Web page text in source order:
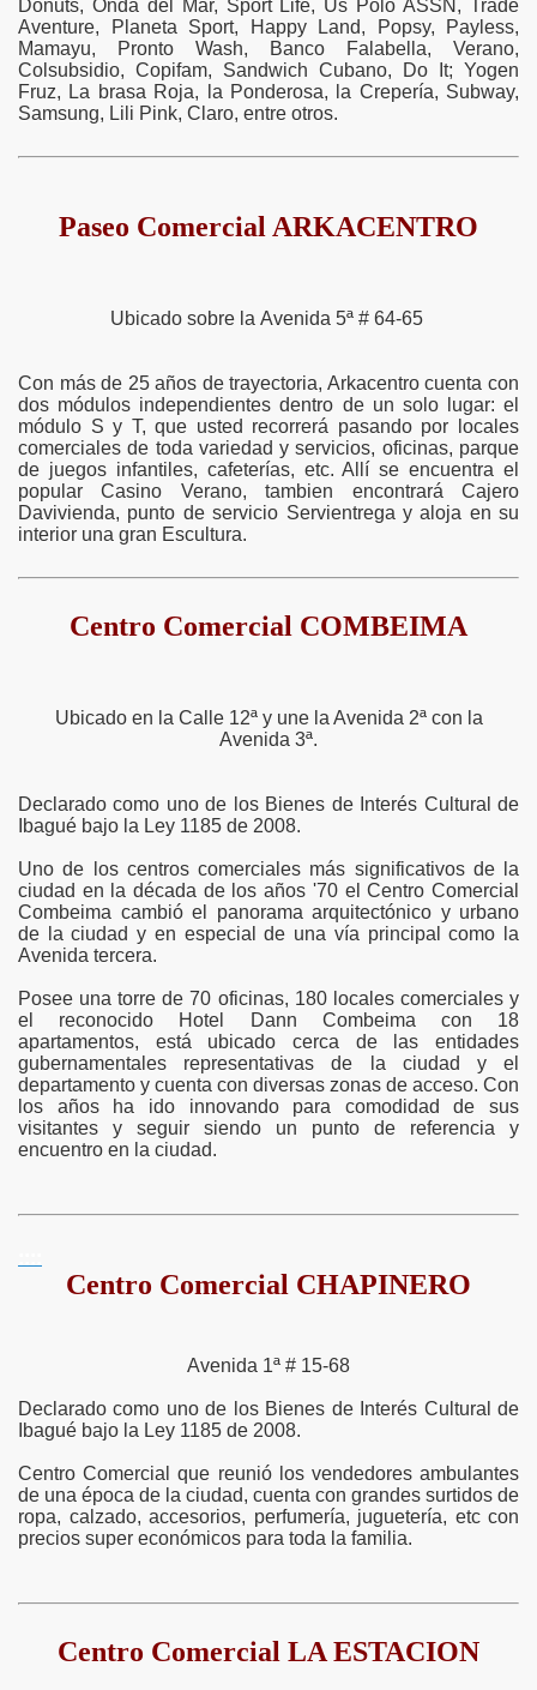
Donuts, Onda del Mar, Sport Life, Us Polo ASSN, Trade
Aventure, Planeta Sport, Happy Land, Popsy, Payless,
Mamayu, Pronto Wash, Banco Falabella, Verano,
Colsubsidio, Copifam, Sandwich Cubano, Do It; Yogen
Fruz, La brasa Roja, la Ponderosa, la Crepería, Subway,
Samsung, Lili Pink, Claro, entre otros.
Paseo Comercial ARKACENTRO
Ubicado sobre la Avenida 5ª # 64-65
Con más de 25 años de trayectoria, Arkacentro cuenta con
dos módulos independientes dentro de un solo lugar: el
módulo S y T, que usted recorrerá pasando por locales
comerciales de toda variedad y servicios, oficinas, parque
de juegos infantiles, cafeterías, etc. Allí se encuentra el
popular Casino Verano, tambien encontrará Cajero
Davivienda, punto de servicio Servientrega y aloja en su
interior una gran Escultura.
Centro Comercial COMBEIMA
Ubicado en la Calle 12ª y une la Avenida 2ª con la
Avenida 3ª.
Declarado como uno de los Bienes de Interés Cultural de
Ibagué bajo la Ley 1185 de 2008.
Uno de los centros comerciales más significativos de la
ciudad en la década de los años '70 el Centro Comercial
Combeima cambió el panorama arquitectónico y urbano
de la ciudad y en especial de una vía principal como la
Avenida tercera.
Posee una torre de 70 oficinas, 180 locales comerciales y
el reconocido Hotel Dann Combeima con 18
apartamentos, está ubicado cerca de las entidades
gubernamentales representativas de la ciudad y el
departamento y cuenta con diversas zonas de acceso. Con
los años ha ido innovando para comodidad de sus
visitantes y seguir siendo un punto de referencia y
encuentro en la ciudad.
Centro Comercial CHAPINERO
Avenida 1ª # 15-68
Declarado como uno de los Bienes de Interés Cultural de
Ibagué bajo la Ley 1185 de 2008.
Centro Comercial que reunió los vendedores ambulantes
de una época de la ciudad, cuenta con grandes surtidos de
ropa, calzado, accesorios, perfumería, juguetería, etc con
precios super económicos para toda la familia.
Centro Comercial LA ESTACION